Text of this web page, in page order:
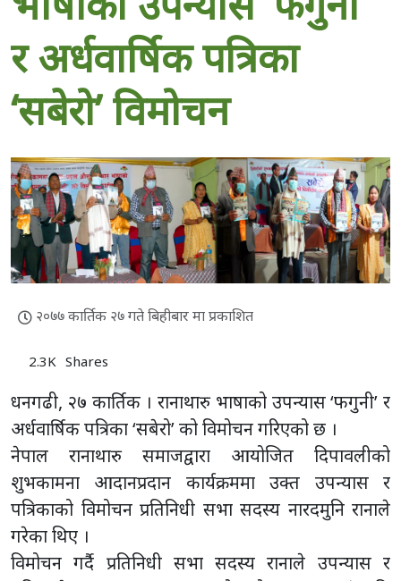
र अर्धवार्षिक पत्रिका
‘सबेरो’ विमोचन
२०७७ कार्तिक २७ गते बिहीबार मा प्रकाशित
2.3K Shares
धनगढी, २७ कार्तिक । रानाथारु भाषाको उपन्यास ‘फगुनी’ र
अर्धवार्षिक पत्रिका ‘सबेरो’ को विमोचन गरिएको छ ।
नेपाल रानाथारु समाजद्वारा आयोजित दिपावलीको
शुभकामना आदानप्रदान कार्यक्रममा उक्त उपन्यास र
पत्रिकाको विमोचन प्रतिनिधी सभा सदस्य नारदमुनि रानाले
गरेका थिए ।
विमोचन गर्दै प्रतिनिधी सभा सदस्य रानाले उपन्यास र